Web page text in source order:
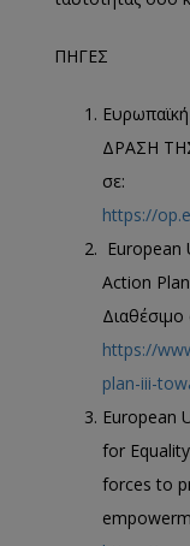
ΠΗΓΕΣ
ΔΡΑΣΗ
σε:
https://
European
Action
Διαθέσιμο
https://
plan-iii-
European
for
forces to